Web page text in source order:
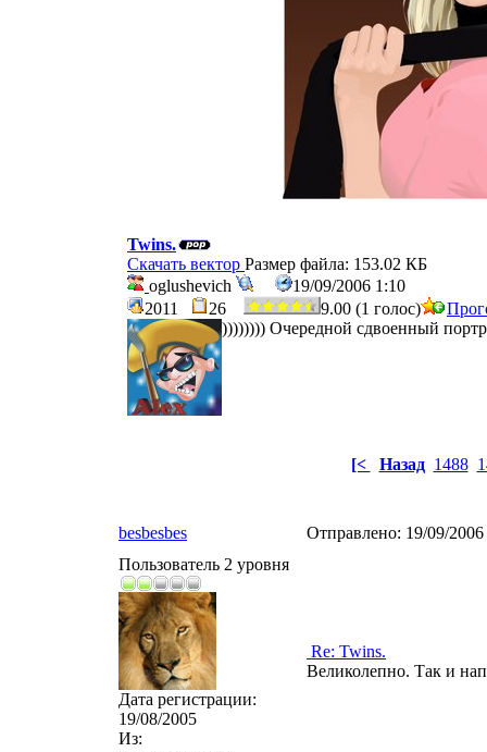
Twins.
Скачать вектор Размер файла: 153.02 КБ
oglushevich
19/09/2006 1:10
2011
26 9.00 (1 голос)
)))))))) Очередной сдвоенный
[< Назад 1488
besbesbes Отправлено: 19/09/
Пользователь 2 уровня
Дата регистрации:
19/08/2005
Из:
Re: Twins.
Великолепно. Так и